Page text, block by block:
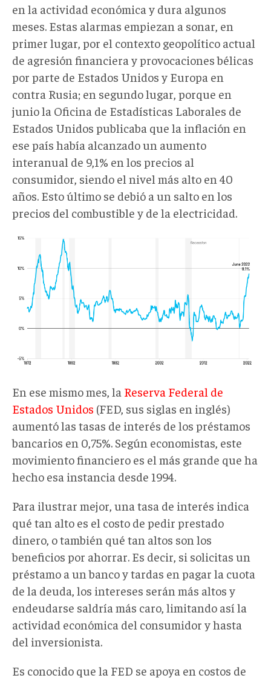
en la actividad económica y dura algunos
meses. Estas alarmas empiezan a sonar, en
primer lugar, por el contexto geopolítico actual
de agresión financiera y provocaciones bélicas
por parte de Estados Unidos y Europa en
contra Rusia; en segundo lugar, porque en
junio la Oficina de Estadísticas Laborales de
Estados Unidos publicaba que la inflación en
ese país había alcanzadoun aumento
interanual de 9,1% en los precios al
consumidor, siendo el nivel más alto en 40
años. Esto último se debió a un salto en los
precios del combustible y de la electricidad.
Source_
Bureau
of
Labor
Statistics
Tal
CNN_US
inflation
hit
40-
year
high
in
June.png
En ese mismo mes, la Reserva Federal de
Estados Unidos (FED, sus siglas en inglés)
aumentó las tasas de interés de los préstamos
bancarios en 0,75%. Según economistas, este
movimiento financiero es el más grande que ha
hecho esa instancia desde 1994.
Para ilustrar mejor, una tasa de interés indica
qué tan alto es el costo de pedir prestado
dinero, o también qué tan altos son los
beneficios por ahorrar. Es decir, si solicitas un
préstamo a un banco y tardas en pagar la cuota
de la deuda, los intereses serán más altos y
endeudarse saldría más caro, limitando así la
actividad económica del consumidor y hasta
del inversionista.
Es conocido que la FED se apoya en costos de